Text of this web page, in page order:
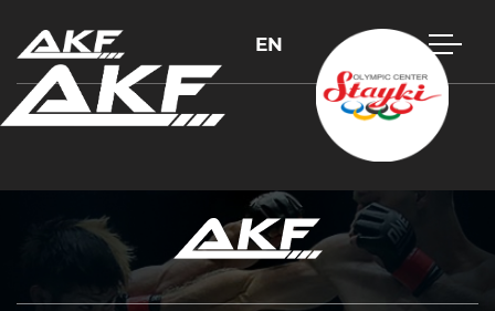
EN
Нажмите Enter для поиска или Esc, чтобы закрыть